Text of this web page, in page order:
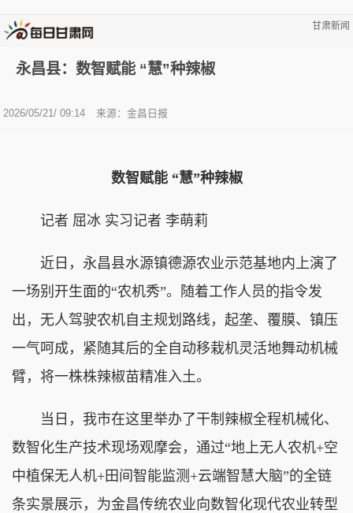
甘肃新闻
永昌县：数智赋能 “慧”种辣椒
2026/05/21/ 09:14 来源：金昌日报
数智赋能 “慧”种辣椒
记者 屈冰 实习记者 李萌莉
近日，永昌县水源镇德源农业示范基地内上演了
一场别开生面的“农机秀”。随着工作人员的指令发
出，无人驾驶农机自主规划路线，起垄、覆膜、镇压
一气呵成，紧随其后的全自动移栽机灵活地舞动机械
臂，将一株株辣椒苗精准入土。
当日，我市在这里举办了干制辣椒全程机械化、
数智化生产技术现场观摩会，通过“地上无人农机+空
中植保无人机+田间智能监测+云端智慧大脑”的全链
条实景展示，为金昌传统农业向数智化现代农业转型